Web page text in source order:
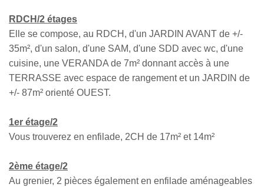
RDCH/2 étages
Elle se compose, au RDCH, d'un JARDIN AVANT de +/-
35m², d'un salon, d'une SAM, d'une SDD avec wc, d'une
cuisine, une VERANDA de 7m² donnant accès à une
TERRASSE avec espace de rangement et un JARDIN de
+/- 87m² orienté OUEST.
1er étage/2
Vous trouverez en enfilade, 2CH de 17m² et 14m²
2ème étage/2
Au grenier, 2 pièces également en enfilade aménageables